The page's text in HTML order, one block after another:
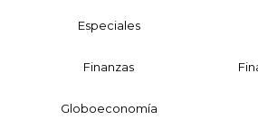
Especiales
Finanzas
Globoeconomía